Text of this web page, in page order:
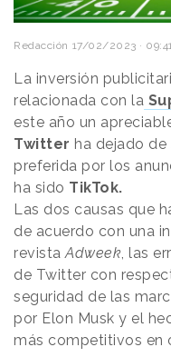
Redacción 17/02/2023 ·
La inversión
relacionada con la
este año un
Twitter ha dejado
preferida por los
ha sido TikTok.
Las dos causas que
de acuerdo con una
revistaAdweek, las
de Twitter con
seguridad de las
por Elon Musk y el
más competitivos en